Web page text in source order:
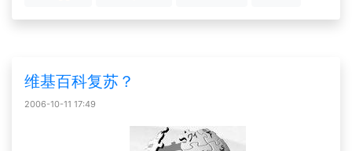
维基百科复苏？
2006-10-11 17:49